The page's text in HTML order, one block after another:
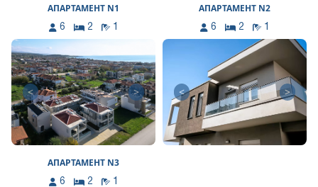
АПАРТАМЕНТ N1
6 2 1
< >
АПАРТАМЕНТ N2
6 2 1
< >
АПАРТАМЕНТ N3
6 2 1